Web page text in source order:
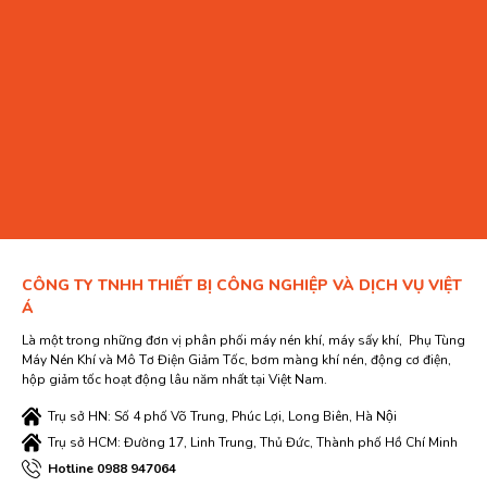
hướng dẫn của nhà sản xuất.
Kiểm tra và điều chỉnh áp suất chân không theo yêu cầu
của ứng dụng.
Kiểm tra hệ thống làm mát và làm sạch các bộ phận liên
quan.
Kiểm tra hệ thống xả nước, đảm bảo không có tắc nghẽn
hoặc rò rỉ.
Bảo trì định kỳ dài hạn:
CÔNG TY TNHH THIẾT BỊ CÔNG NGHIỆP VÀ DỊCH VỤ VIỆT
Á
Là một trong những đơn vị phân phối máy nén khí, máy sấy khí, Phụ Tùng
Máy Nén Khí và Mô Tơ Điện Giảm Tốc, bơm màng khí nén, động cơ điện,
hộp giảm tốc hoạt động lâu năm nhất tại Việt Nam.
Trụ sở HN: Số 4 phố Võ Trung, Phúc Lợi, Long Biên, Hà Nội
Trụ sở HCM: Đường 17, Linh Trung, Thủ Đức, Thành phố Hồ Chí Minh
Hotline 0988 947064